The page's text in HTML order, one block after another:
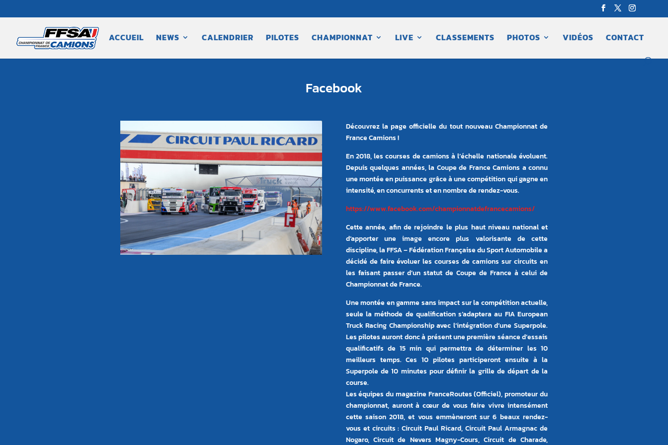
ACCUEIL NEWS CALENDRIER PILOTES CHAMPIONNAT LIVE CLASSEMENTS PHOTOS VIDÉOS CONTACT
Facebook
Découvrez la page officielle du tout nouveau Championnat de
France Camions !
En 2018, les courses de camions à l’échelle nationale évoluent.
Depuis quelques années, la Coupe de France Camions a connu
une montée en puissance grâce à une compétition qui gagne en
intensité, en concurrents et en nombre de rendez-vous.
https://www.facebook.com/championnatdefrancecamions/
Cette année, afin de rejoindre le plus haut niveau national et
d’apporter une image encore plus valorisante de cette
discipline, la FFSA – Fédération Française du Sport Automobile a
décidé de faire évoluer les courses de camions sur circuits en
les faisant passer d’un statut de Coupe de France à celui de
Championnat de France.
Une montée en gamme sans impact sur la compétition actuelle,
seule la méthode de qualification s’adaptera au FIA European
Truck Racing Championship avec l’intégration d’une Superpole.
Les pilotes auront donc à présent une première séance d’essais
qualificatifs de 15 min qui permettra de déterminer les 10
meilleurs temps. Ces 10 pilotes participeront ensuite à la
Superpole de 10 minutes pour définir la grille de départ de la
course.
Les équipes du magazine FranceRoutes (Officiel), promoteur du
championnat, auront à cœur de vous faire vivre intensément
cette saison 2018, et vous emmèneront sur 6 beaux rendez-
vous et circuits : Circuit Paul Ricard, Circuit Paul Armagnac de
Nogaro, Circuit de Nevers Magny-Cours, Circuit de Charade,